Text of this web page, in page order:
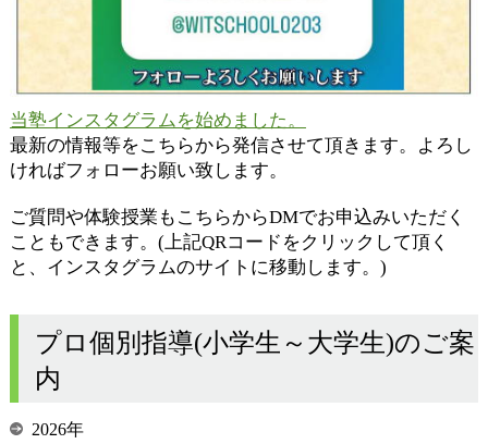
当塾インスタグラムを始めました。
最新の情報等をこちらから発信させて頂きます。よろし
ければフォローお願い致します。
ご質問や体験授業もこちらからDMでお申込みいただく
こともできます。(上記QRコードをクリックして頂く
と、インスタグラムのサイトに移動します。)
プロ個別指導(小学生～大学生)のご案
内
2026年